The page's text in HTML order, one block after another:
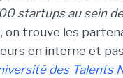
startups au sein
on trouve les
en interne et
des Talents